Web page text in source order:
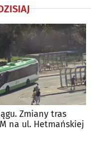
Zmiany tras
na ul. Hetmańskiej